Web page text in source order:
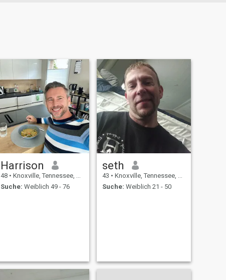
Harrison
48 • Knoxville, Tennessee, USA
Suche: Weiblich 49 - 76
seth
43 • Knoxville, Tennessee, USA
Suche: Weiblich 21 - 50